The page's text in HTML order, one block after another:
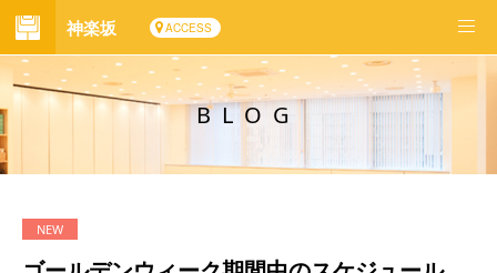
神楽坂 ACCESS
BLOG